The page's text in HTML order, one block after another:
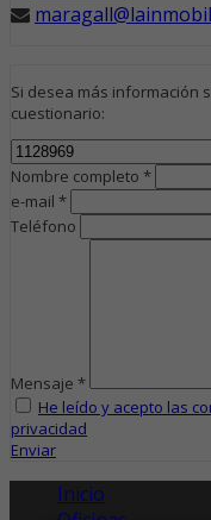
Si desea más información
cuestionario:
Nombre completo *
e-mail *
Teléfono
Mensaje *
He leído y acepto las
privacidad
Enviar
Inicio